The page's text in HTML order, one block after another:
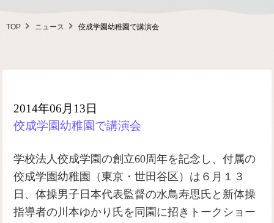
TOP ニュース 佼成学園幼稚園で講演会
2014年06月13日
佼成学園幼稚園で講演会
学校法人佼成学園の創立60周年を記念し、付属の
佼成学園幼稚園（東京・世田谷区）は６月１３
日、体操男子日本代表監督の水鳥寿思氏と新体操
指導者の川本ゆかり氏を同園に招きトークショー